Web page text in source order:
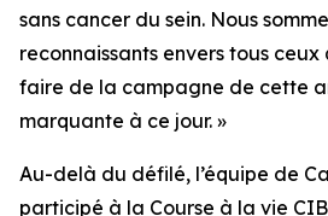
sans cancer du sein. Nous
reconnaissants envers tous
faire de la campagne de cette
marquante à ce jour. »
Au-delà du défilé, l’équipe de
participé à la Course à la vie